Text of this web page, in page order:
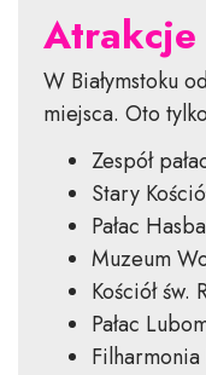
Atrakcje
W Białymstoku
miejsca. Oto
Zespół
Stary
Pałac
Muzeum
Kościół św.
Pałac
Filharmonia